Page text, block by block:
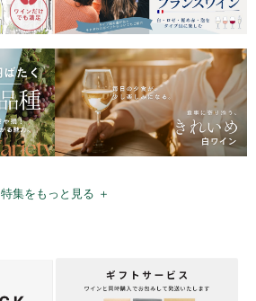
特集をもっと見る ＋